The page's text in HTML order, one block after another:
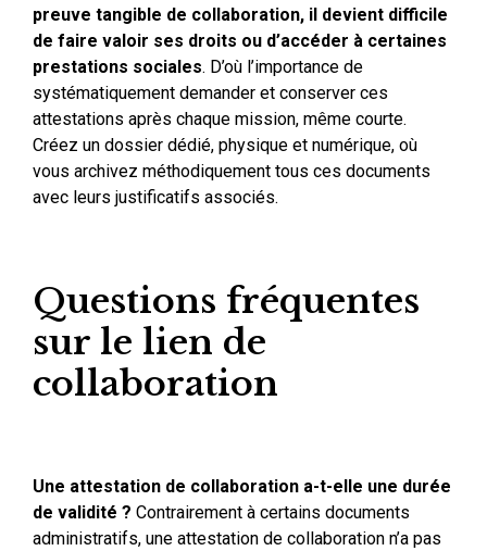
preuve tangible de collaboration, il devient difficile
de faire valoir ses droits ou d’accéder à certaines
prestations sociales. D’où l’importance de
systématiquement demander et conserver ces
attestations après chaque mission, même courte.
Créez un dossier dédié, physique et numérique, où
vous archivez méthodiquement tous ces documents
avec leurs justificatifs associés.
Questions fréquentes
sur le lien de
collaboration
Une attestation de collaboration a-t-elle une durée
de validité ? Contrairement à certains documents
administratifs, une attestation de collaboration n’a pas